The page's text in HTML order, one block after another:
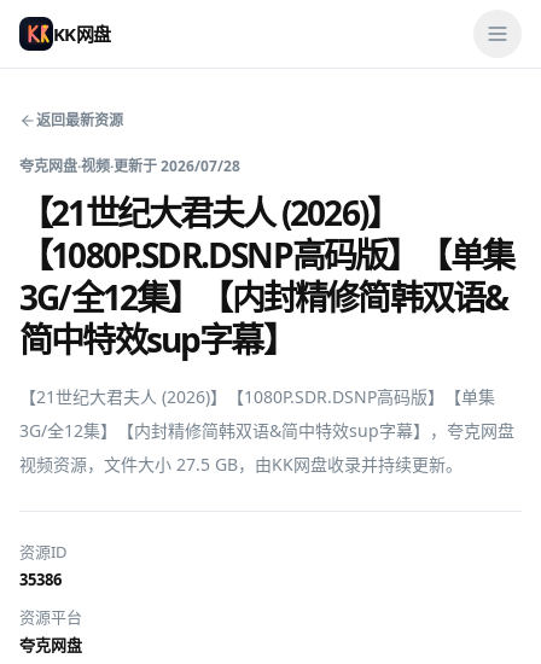
KK网盘
返回最新资源
夸克网盘·视频·更新于2026/07/28
【21世纪大君夫人 (2026)】
【1080P.SDR.DSNP高码版】【单集
3G/全12集】【内封精修简韩双语&
简中特效sup字幕】
【21世纪大君夫人 (2026)】【1080P.SDR.DSNP高码版】【单集
3G/全12集】【内封精修简韩双语&简中特效sup字幕】，夸克网盘
视频资源，文件大小 27.5 GB，由KK网盘收录并持续更新。
资源ID
35386
资源平台
夸克网盘